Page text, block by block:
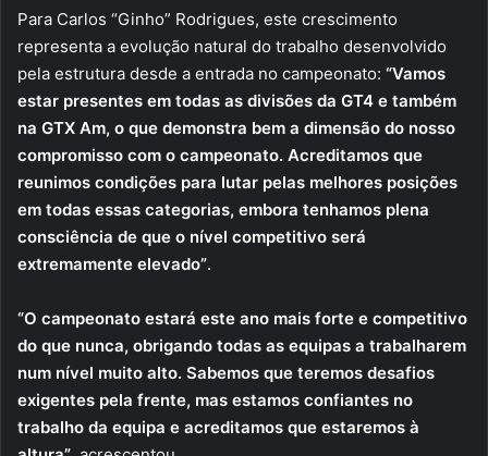
Para Carlos “Ginho” Rodrigues, este crescimento
representa a evolução natural do trabalho desenvolvido
pela estrutura desde a entrada no campeonato: “Vamos
estar presentes em todas as divisões da GT4 e também
na GTX Am, o que demonstra bem a dimensão do nosso
compromisso com o campeonato. Acreditamos que
reunimos condições para lutar pelas melhores posições
em todas essas categorias, embora tenhamos plena
consciência de que o nível competitivo será
extremamente elevado”.
“O campeonato estará este ano mais forte e competitivo
do que nunca, obrigando todas as equipas a trabalharem
num nível muito alto. Sabemos que teremos desafios
exigentes pela frente, mas estamos confiantes no
trabalho da equipa e acreditamos que estaremos à